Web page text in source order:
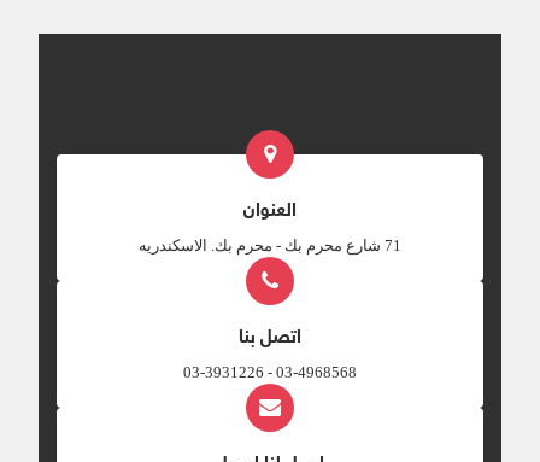
العنوان
‎71 شارع محرم بك - محرم بك. الاسكندريه
اتصل بنا
03-4968568 - 03-3931226